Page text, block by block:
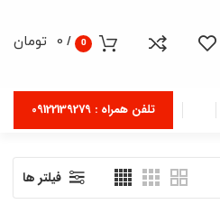
0
/
0 تومان
تلفن همراه : 09122139279
فیلتر ها